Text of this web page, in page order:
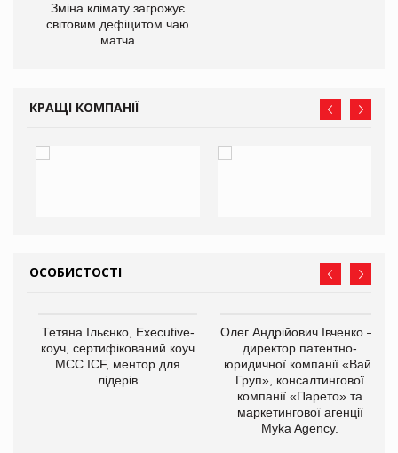
Зміна клімату загрожує
світовим дефіцитом чаю
матча
КРАЩІ КОМПАНІЇ
ОСОБИСТОСТІ
Тетяна Ільєнко, Executive-
коуч, сертифікований коуч
МСС ICF, ментор для
лідерів
Олег Андрійович Івченко —
директор патентно-
юридичної компанії «Вайз
Груп», консалтингової
компанії «Парето» та
маркетингової агенції
Myka Agency.